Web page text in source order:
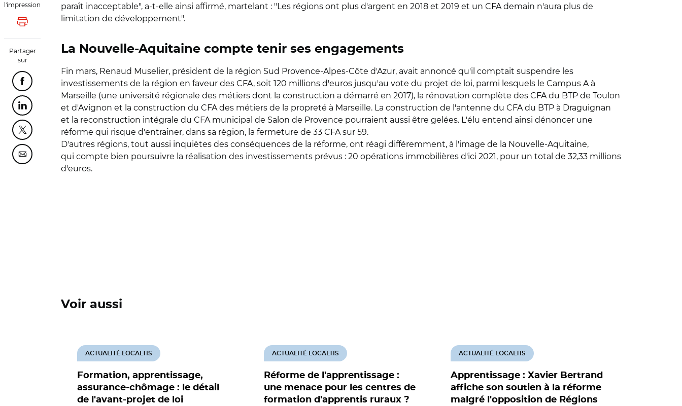
l'impression
Lancer l'impression
Partager
sur
Partager cette page sur Facebook
Partager cette page sur Linkedin
Partager cette page sur Twitter
Partager cette page sur Courriel
paraît inacceptable", a-t-elle ainsi affirmé, martelant : "Les régions ont plus d'argent en 2018 et 2019 et un CFA demain n'aura plus de
limitation de développement".
La Nouvelle-Aquitaine compte tenir ses engagements
Fin mars, Renaud Muselier, président de la région Sud Provence-Alpes-Côte d'Azur, avait annoncé qu'il comptait suspendre les
investissements de la région en faveur des CFA, soit 120 millions d'euros jusqu'au vote du projet de loi, parmi lesquels le Campus A à
Marseille (une université régionale des métiers dont la construction a démarré en 2017), la rénovation complète des CFA du BTP de Toulon
et d'Avignon et la construction du CFA des métiers de la propreté à Marseille. La construction de l'antenne du CFA du BTP à Draguignan
et la reconstruction intégrale du CFA municipal de Salon de Provence pourraient aussi être gelées. L'élu entend ainsi dénoncer une
réforme qui risque d'entraîner, dans sa région, la fermeture de 33 CFA sur 59.
D'autres régions, tout aussi inquiètes des conséquences de la réforme, ont réagi différemment, à l'image de la Nouvelle-Aquitaine,
qui compte bien poursuivre la réalisation des investissements prévus : 20 opérations immobilières d'ici 2021, pour un total de 32,33 millions
d'euros.
Voir aussi
Formation, apprentissage,
assurance-chômage : le détail
de l'avant-projet de loi
ACTUALITÉ LOCALTIS
Réforme de l'apprentissage :
une menace pour les centres de
formation d'apprentis ruraux ?
ACTUALITÉ LOCALTIS
Apprentissage : Xavier Bertrand
affiche son soutien à la réforme
malgré l'opposition de Régions
ACTUALITÉ LOCALTIS